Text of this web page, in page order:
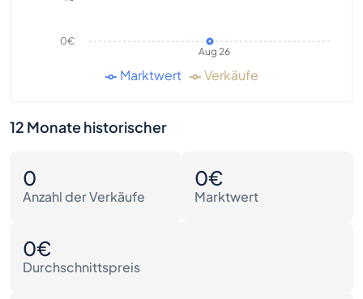
Aug 26
0€
Marktwert Verkäufe
12 Monate historischer
0
Anzahl der Verkäufe
0€
Marktwert
0€
Durchschnittspreis